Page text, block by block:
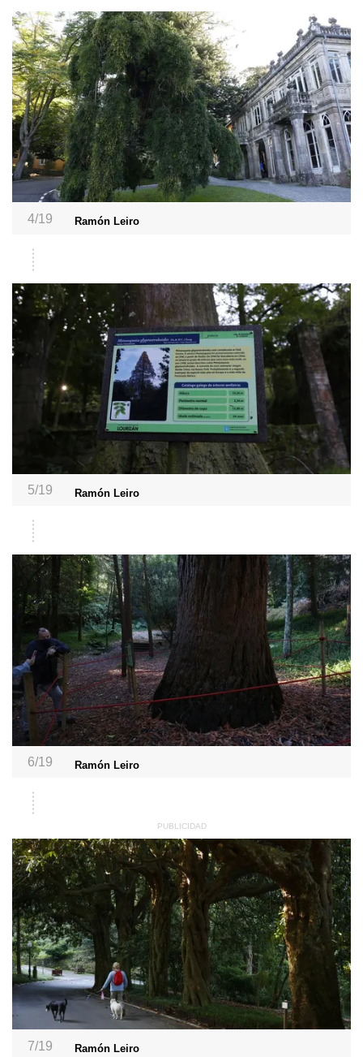
4/19 Ramón Leiro
5/19 Ramón Leiro
6/19 Ramón Leiro
7/19 Ramón Leiro